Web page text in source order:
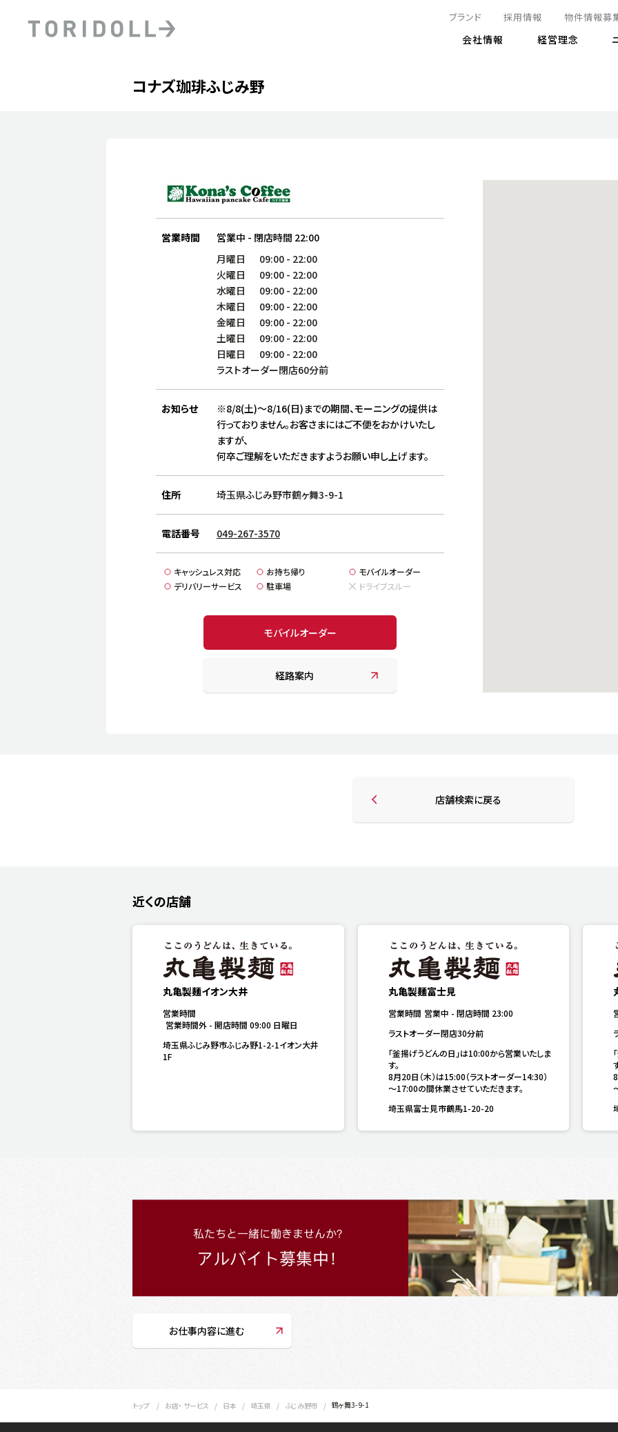
PRニュース
中長期経営計画
粟田社長が語るトリドールDX
DXビジョン2028
トリドールのDX ～これまでとこれから～
チャートジェネレータ
株式
ライブラリ
ステークホルダーとの
コミュニケーション
エネルギー使用量の削減
リス
ブランド 採用情報 物件情報募
会社情報 経営理念
コナズ珈琲ふじみ野
営業時間 営業中 - 閉店時間 22:00
月曜日 09:00 - 22:00
火曜日
09:00 - 22:00
水曜日
09:00 - 22:00
木曜日
09:00 - 22:00
金曜日
09:00 - 22:00
土曜日
09:00 - 22:00
日曜日
09:00 - 22:00
ラストオーダー閉店60分前
お知らせ
※8/8(土)～8/16(日)までの期間、モーニングの提供は
行っておりません。お客さまにはご不便をおかけいたし
ますが、
何卒ご理解をいただきますようお願い申し上げます。
住所 埼玉県ふじみ野市鶴ヶ舞3-9-1
電話番号 049-267-3570
キャッシュレス対応 お持ち帰り
モバイルオーダー
デリバリーサービス
駐車場 ドライブスルー
モバイルオーダー
経路案内
店舗検索に戻る
近くの店舗
丸亀製麺イオン大井
営業時間
営業時間外 - 開店時間 09:00 日曜日
埼玉県ふじみ野市ふじみ野1-2-1イオン大井
1F
丸亀製麺富士見
営業時間 営業中 - 閉店時間 23:00
ラストオーダー閉店30分前
「釜揚げうどんの日」は10:00から営業いたしま
す。
8月20日（木）は15:00（ラストオーダー14:30）
～17:00の間休業させていただきます。
埼玉県富士見市鶴馬1-20-20
お仕事内容に進む
トップ お店・ サービス 日本 埼玉県 ふじみ野市 鶴ヶ舞3-9-1